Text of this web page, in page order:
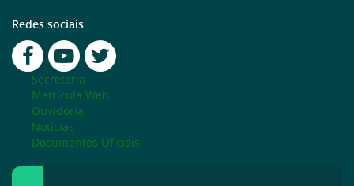
Redes sociais
Secretaria
Matrícula Web
Ouvidoria
Notícias
Documentos Oficiais